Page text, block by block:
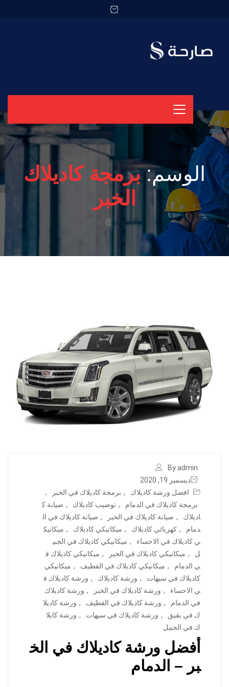
الوسم:برمجة كاديلاك
الخبر
By admin
ديسمبر 19, 2020
افضل ورشة كاديلاك
, برمجة كاديلاك في الخبر
,
برمجة كاديلاك في الدمام
, توضيب كاديلاك , صيانة ك
اديلاك
, صيانة كاديلاك في الخبر , صيانة كاديلاك في ال
دمام
, كهربائي كاديلاك , ميكانيكي كاديلاك , ميكانيك
ي كاديلاك في الاحساء
, ميكانيكي كاديلاك في الجبي
ل
, ميكانيكي كاديلاك في الخبر , ميكانيكي كاديلاك ف
ي الدمام
, ميكانيكي كاديلاك في القطيف , ميكانيكي
كاديلاك في سيهات
, ورشة كاديلاك , ورشة كاديلاك ف
ي الاحساء
, ورشة كاديلاك في الخبر , ورشة كاديلاك
في الدمام
, ورشة كاديلاك في القطيف , ورشة كاديلا
ك في بقيق
, ورشة كاديلاك في سيهات , ورشة كايلا
ك في الجبيل
أفضل ورشة كاديلاك في الخ
بر – الدمام